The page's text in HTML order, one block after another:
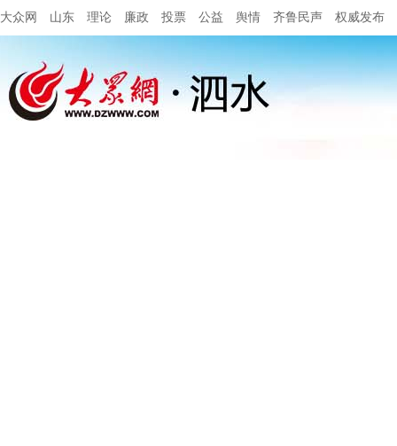
大众网 山东 理论 廉政 投票 公益 舆情 齐鲁民声 权威发布